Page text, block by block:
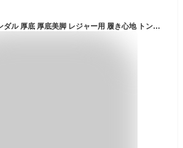
レディース ビーチサンダル 厚底 厚底美脚 レジャー用 履き心地 トングサンダル ヒール 海 痛くない 歩きやすい ビーサン 夏 タウン用 女性用 大きいサイズ かわいい おしゃれ 軽量 滑り止め 可愛い 軽い